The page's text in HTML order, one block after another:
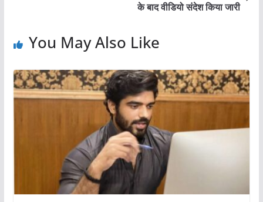
के बाद वीडियो संदेश किया जारी
You May Also Like